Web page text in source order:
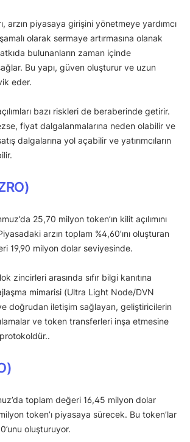
arzın piyasaya girişini yönetmeye yardımcı
olarak sermaye artırmasına olanak
bulunanların zaman içinde
Bu yapı, güven oluşturur ve uzun
eder.
bazı riskleri de beraberinde getirir.
fiyat dalgalanmalarına neden olabilir ve
dalgalarına yol açabilir ve yatırımcıların
25,70 milyon token’ın kilit açılımını
arzın toplam %4,60’ını oluşturan
19,90 milyon dolar seviyesinde.
zincirleri arasında sıfır bilgi kanıtına
mimarisi (Ultra Light Node/DVN
doğrudan iletişim sağlayan, geliştiricilerin
ve token transferleri inşa etmesine
toplam değeri 16,45 milyon dolar
token’ı piyasaya sürecek. Bu token’lar
oluşturuyor.